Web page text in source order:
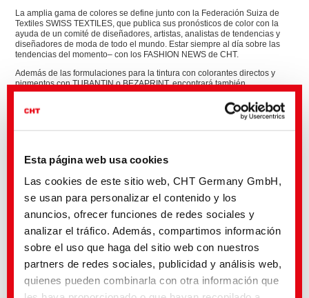
Esta página web usa cookies
Las cookies de este sitio web, CHT Germany GmbH,
se usan para personalizar el contenido y los
anuncios, ofrecer funciones de redes sociales y
analizar el tráfico. Además, compartimos información
sobre el uso que haga del sitio web con nuestros
partners de redes sociales, publicidad y análisis web,
quienes pueden combinarla con otra información que
La amplia gama de colores se define junto con la Federación Suiza de
Textiles SWISS TEXTILES, que publica sus pronósticos de color con la
ayuda de un comité de diseñadores, artistas, analistas de tendencias y
diseñadores de moda de todo el mundo. Estar siempre al día sobre las
tendencias del momento– con los FASHION NEWS de CHT.
Además de las formulaciones para la tintura con colorantes directos y
pigmentos con TUBANTIN o BEZAPRINT, encontrará también
recomendaciones de formulación especialmente adaptadas a nuestra
Jabonado a baja temperatura
Elevadas solideces a la luz